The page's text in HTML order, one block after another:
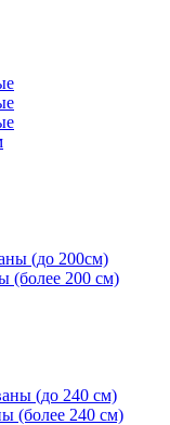
(до 200см)
(более 200 см)
(до 240 см)
(более 240 см)